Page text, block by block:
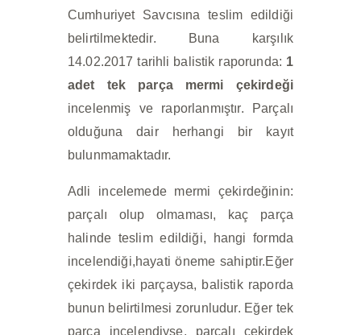
Cumhuriyet Savcısına teslim edildiği
belirtilmektedir. Buna karşılık
14.02.2017 tarihli balistik raporunda: 1
adet tek parça mermi çekirdeği
incelenmiş ve raporlanmıştır. Parçalı
olduğuna dair herhangi bir kayıt
bulunmamaktadır.
Adli incelemede mermi çekirdeğinin:
parçalı olup olmaması, kaç parça
halinde teslim edildiği, hangi formda
incelendiği,hayati öneme sahiptir.Eğer
çekirdek iki parçaysa, balistik raporda
bunun belirtilmesi zorunludur. Eğer tek
parça incelendiyse, parçalı çekirdek